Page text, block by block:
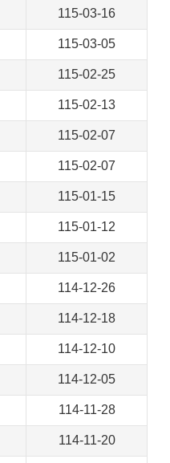
115-03-16
115-03-05
115-02-25
115-02-13
115-02-07
115-02-07
115-01-15
115-01-12
115-01-02
114-12-26
114-12-18
114-12-10
114-12-05
114-11-28
114-11-20